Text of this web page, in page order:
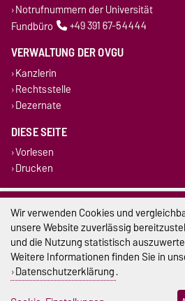
Notrufnummern der Universität
Fundbüro
+49 391 67-54444
VERWALTUNG DER OVGU
Kanzlerin
Rechtsstelle
Dezernate
DIESE SEITE
Vorlesen
Drucken
Impressum
Datenschutz
Cookie-
Wir verwenden Cookies und
unsere Website zuverlässig
und die Nutzung statistisch
Weitere Informationen finden Sie in
Datenschutzerklärung.